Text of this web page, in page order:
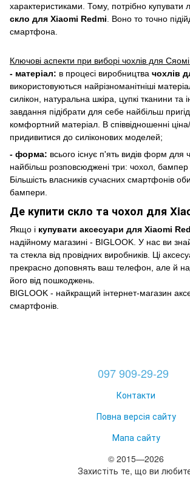
характеристиками. Тому, потрібно купувати
скло для Xiaomi Redmi . Воно то точно
смартфона.
Ключові аспекти при виборі чохлів для Сяомі
- матеріал: в процесі виробництва чохлів
використовуються найрізноманітніші
силікон, натуральна шкіра, цупкі тканини та
завдання підібрати для себе найбільш
комфортний матеріал. В співвідношенні
придивитися до силіконових моделей;
- форма: всього існує п'ять видів форм для
найбільш розповсюджені три: чохол, бампер
Більшість власників сучасних смартфонів
бампери.
Де купити скло та чохол для
Якщо і купувати аксесуари для Xiaomi
надійному магазині - BIGLOOK. У нас ви
та стекла від провідних виробників. Ці
прекрасно доповнять ваш телефон, але й
його від пошкоджень.
BIGLOOK - найкращий інтернет-магазин
смартфонів.
097 909-29-29
Контакти
Повна версія сайту
Мапа сайту
© 2015—2026
Захистіть те, що ви